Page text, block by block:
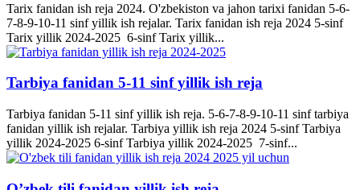
Tarix fanidan ish reja 2024. O'zbekiston va jahon tarixi fanidan 5-6-
7-8-9-10-11 sinf yillik ish rejalar. Tarix fanidan ish reja 2024 5-sinf
Tarix yillik 2024-2025 6-sinf Tarix yillik...
Tarbiya fanidan 5-11 sinf yillik ish reja
Tarbiya fanidan 5-11 sinf yillik ish reja. 5-6-7-8-9-10-11 sinf tarbiya
fanidan yillik ish rejalar. Tarbiya yillik ish reja 2024 5-sinf Tarbiya
yillik 2024-2025 6-sinf Tarbiya yillik 2024-2025 7-sinf...